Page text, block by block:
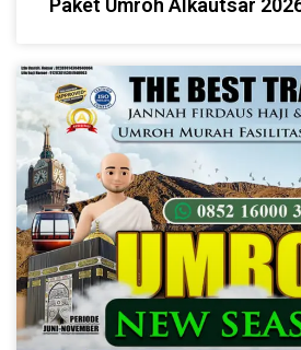
Paket Umroh Alkautsar